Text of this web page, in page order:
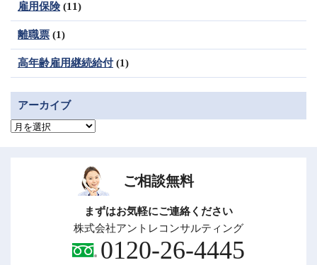
雇用保険(11)
離職票 (1)
高年齢雇用継続給付(1)
アーカイブ
ア
ご相談無料
まずはお気軽にご連絡ください
株式会社アントレコンサルティング
0120-26-4445